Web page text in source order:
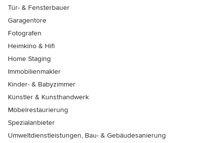
Tür- & Fensterbauer
Garagentore
Fotografen
Heimkino & Hifi
Home Staging
Immobilienmakler
Kinder- & Babyzimmer
Künstler & Kunsthandwerk
Möbelrestaurierung
Spezialanbieter
Umweltdienstleistungen, Bau- & Gebäudesanierung